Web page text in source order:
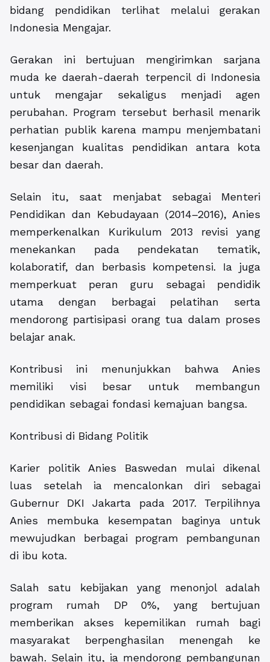
bidang pendidikan terlihat melalui gerakan
Indonesia Mengajar.
Gerakan ini bertujuan mengirimkan sarjana
muda ke daerah-daerah terpencil di Indonesia
untuk mengajar sekaligus menjadi agen
perubahan. Program tersebut berhasil menarik
perhatian publik karena mampu menjembatani
kesenjangan kualitas pendidikan antara kota
besar dan daerah.
Selain itu, saat menjabat sebagai Menteri
Pendidikan dan Kebudayaan (2014–2016), Anies
memperkenalkan Kurikulum 2013 revisi yang
menekankan pada pendekatan tematik,
kolaboratif, dan berbasis kompetensi. Ia juga
memperkuat peran guru sebagai pendidik
utama dengan berbagai pelatihan serta
mendorong partisipasi orang tua dalam proses
belajar anak.
Kontribusi ini menunjukkan bahwa Anies
memiliki visi besar untuk membangun
pendidikan sebagai fondasi kemajuan bangsa.
Kontribusi di Bidang Politik
Karier politik Anies Baswedan mulai dikenal
luas setelah ia mencalonkan diri sebagai
Gubernur DKI Jakarta pada 2017. Terpilihnya
Anies membuka kesempatan baginya untuk
mewujudkan berbagai program pembangunan
di ibu kota.
Salah satu kebijakan yang menonjol adalah
program rumah DP 0%, yang bertujuan
memberikan akses kepemilikan rumah bagi
masyarakat berpenghasilan menengah ke
bawah. Selain itu, ia mendorong pembangunan